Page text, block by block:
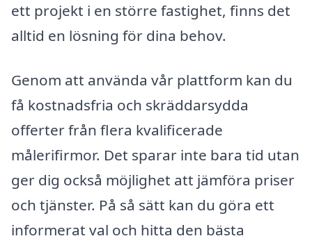
ett projekt i en större fastighet, finns det
alltid en lösning för dina behov.
Genom att använda vår plattform kan du
få kostnadsfria och skräddarsydda
offerter från flera kvalificerade
målerifirmor. Det sparar inte bara tid utan
ger dig också möjlighet att jämföra priser
och tjänster. På så sätt kan du göra ett
informerat val och hitta den bästa